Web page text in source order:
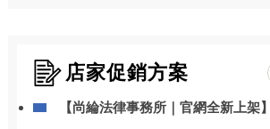
店家促銷方案
【尚綸法律事務所｜官網全新上架】